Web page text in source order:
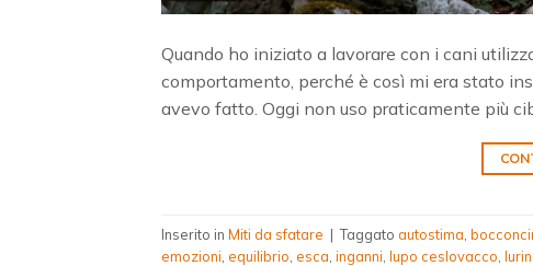
Quando ho iniziato a lavorare con i cani
comportamento, perché è così mi era stato
avevo fatto. Oggi non uso praticamente più
Inserito in Miti da sfatare | Taggato autostima
emozioni equilibrio esca inganni lupo ceslovacco